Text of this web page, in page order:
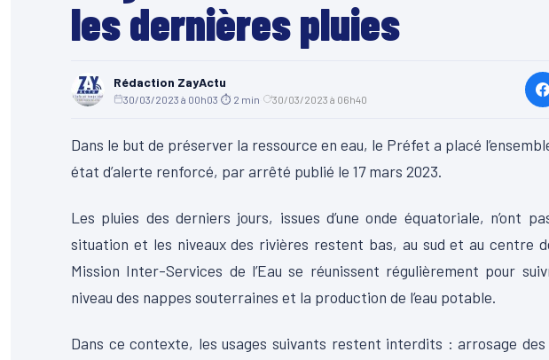
les dernières pluies
Rédaction ZayActu
30/03/2023 à 00h03 ⏱ 2 min 30/03/2023 à 06h40
Dans le but de préserver la ressource en eau, le Préfet a placé
état d’alerte renforcé, par arrêté publié le 17 mars 2023.
Les pluies des derniers jours, issues d’une onde équatoriale, n’ont
situation et les niveaux des rivières restent bas, au sud et au centre
Mission Inter-Services de l’Eau se réunissent régulièrement pour
niveau des nappes souterraines et la production de l’eau potable.
Dans ce contexte, les usages suivants restent interdits : arrosage des